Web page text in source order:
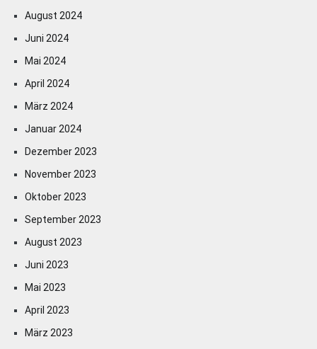
August 2024
Juni 2024
Mai 2024
April 2024
März 2024
Januar 2024
Dezember 2023
November 2023
Oktober 2023
September 2023
August 2023
Juni 2023
Mai 2023
April 2023
März 2023